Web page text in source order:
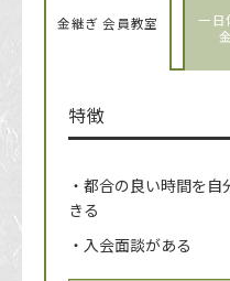
金継ぎ 会員教室
一日
特徴
・都合の良い時間を
きる
・入会面談がある